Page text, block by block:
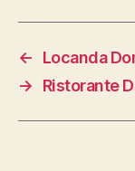
←
Locanda
→
Ristorante